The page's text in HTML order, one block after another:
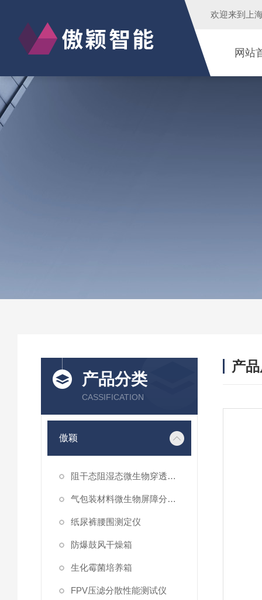
欢迎来到 上
网站
产品分类
CASSIFICATION
傲颖
阻干态阻湿态微生物穿透性能测试仪
气包装材料微生物屏障分等试验仪
纸尿裤腰围测定仪
防爆鼓风干燥箱
生化霉菌培养箱
FPV压滤分散性能测试仪
产